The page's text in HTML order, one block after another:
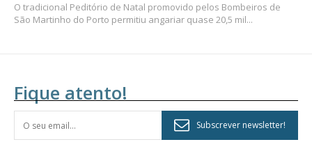
O tradicional Peditório de Natal promovido pelos Bombeiros de
São Martinho do Porto permitiu angariar quase 20,5 mil...
Fique atento!
Subscrever newsletter!